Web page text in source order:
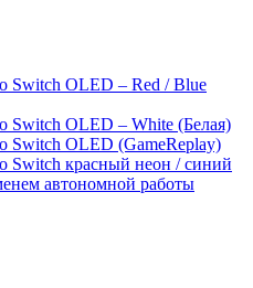
Switch OLED – Red / Blue
Switch OLED – White (Белая)
Switch OLED (GameReplay)
Switch красный неон / синий
автономной работы